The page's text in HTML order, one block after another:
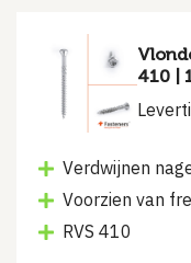
410 |
Verdwijnen
Voorzien van
RVS 410